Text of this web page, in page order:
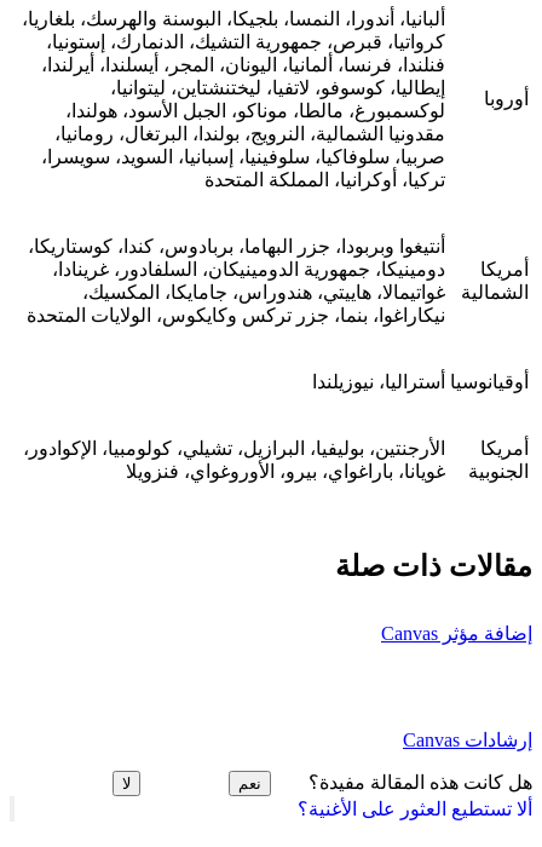
ألا تستطيع العثور على الأغنية؟
أوروبا
ألبانيا، أندورا، النمسا، بلجيكا، البوسنة والهرسك، بلغاريا،
كرواتيا، قبرص، جمهورية التشيك، الدنمارك، إستونيا،
فنلندا، فرنسا، ألمانيا، اليونان، المجر، أيسلندا، أيرلندا،
إيطاليا، كوسوفو، لاتفيا، ليختنشتاين، ليتوانيا،
لوكسمبورغ، مالطا، موناكو، الجبل الأسود، هولندا،
مقدونيا الشمالية، النرويج، بولندا، البرتغال، رومانيا،
صربيا، سلوفاكيا، سلوفينيا، إسبانيا، السويد، سويسرا،
تركيا، أوكرانيا، المملكة المتحدة
أمريكا
الشمالية
أنتيغوا وبربودا، جزر البهاما، بربادوس، كندا، كوستاريكا،
دومينيكا، جمهورية الدومينيكان، السلفادور، غرينادا،
غواتيمالا، هاييتي، هندوراس، جامايكا، المكسيك،
نيكاراغوا، بنما، جزر تركس وكايكوس، الولايات المتحدة
أوقيانوسيا أستراليا، نيوزيلندا
أمريكا
الجنوبية
الأرجنتين، بوليفيا، البرازيل، تشيلي، كولومبيا، الإكوادور،
غويانا، باراغواي، بيرو، الأوروغواي، فنزويلا
مقالات ذات صلة
إضافة مؤثر Canvas
إرشادات Canvas
هل كانت هذه المقالة مفيدة؟ نعم لا